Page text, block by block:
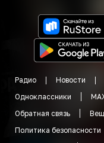
Радио Новости
Одноклассники
Обратная связь
Политика безопасности